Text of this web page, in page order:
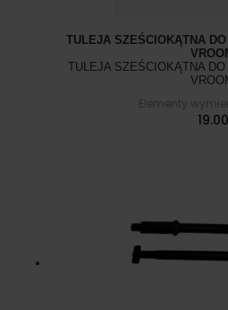
TULEJA SZEŚCIOKĄTNA
TULEJA SZEŚCIOKĄTNA
Elementy
19.00